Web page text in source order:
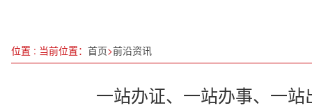
位置 : 当前位置： 首页>前沿资讯
一站办证、一站办事、一站